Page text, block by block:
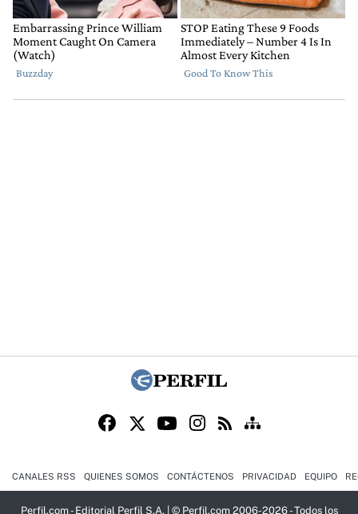
CANALES RSS QUIENES SOMOS CONTÁCTENOS PRIVACIDAD EQUIPO
Perfil.com - Editorial Perfil S.A. | © Perfil.com 2006-2026 - Todos los